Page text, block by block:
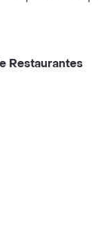
Restaurantes